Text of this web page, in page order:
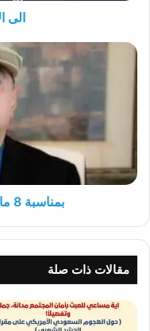
الى
بمناسبة 8 مارس
بمناسبة 8 مارس يوم المرأة العالمي
مقالات ذات صلة